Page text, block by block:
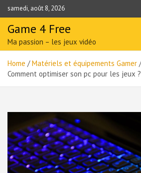
Skip
to
content
samedi, août 8, 2026
Game 4 Free
Ma passion – les jeux vidéo
Home
Matériels et équipements Gamer
Comment optimiser son pc pour les jeux ?